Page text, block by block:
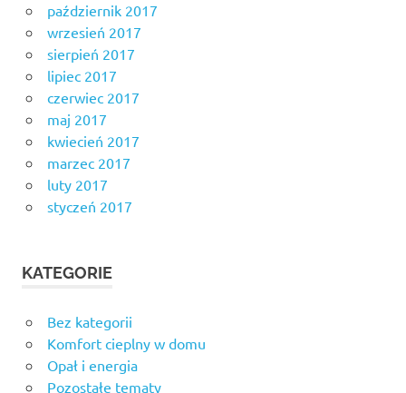
październik 2017
wrzesień 2017
sierpień 2017
lipiec 2017
czerwiec 2017
maj 2017
kwiecień 2017
marzec 2017
luty 2017
styczeń 2017
KATEGORIE
Bez kategorii
Komfort cieplny w domu
Opał i energia
Pozostałe tematy